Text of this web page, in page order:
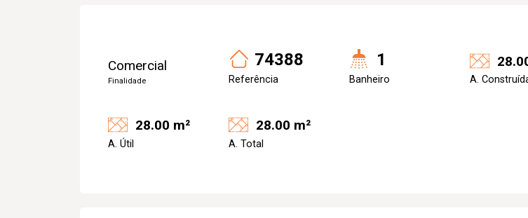
Comercial
Finalidade
74388
Referência
1
Banheiro A.
28.00 m²
A. Útil
28.00 m²
A. Total